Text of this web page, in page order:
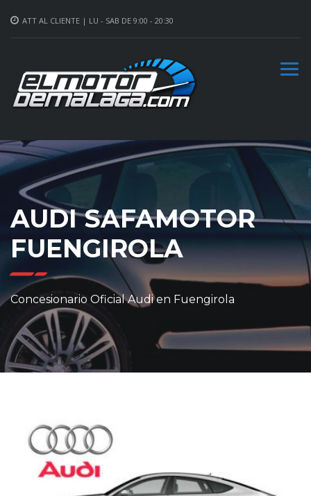
ATT AL CLIENTE | LU - SAB DE 9:00 - 20:30
AUDI SAFAMOTOR
FUENGIROLA
Concesionario Oficial Audi en Fuengirola